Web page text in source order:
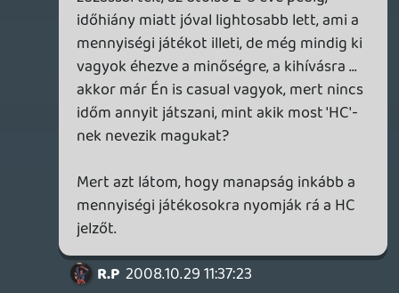
R.P 2008.10.29 11:37:23
2008.10.29 11:37:23
Eszméletlen nagy baromságnak
tartom,hogy a kezdő játékosokra kell
építeni.Mert pont a hardcore játékosok
azok,akik habozás nélkül megveszik a
favorit konzolból következő generációs
gépet vegye.Jó nagy barmok lennének
pont minket hanyagolni,a már biztos
kuncsaftokat.Másik ezt a VIG-et is csak
hiánypótlásnak érzem.Hiába szépítjük a
dolgokat,de mi magyarok nem vagyunk a
Ms él listáján,hisz a gamerek 90% warez
szoftvereket használ...Így Pató Pál urasan